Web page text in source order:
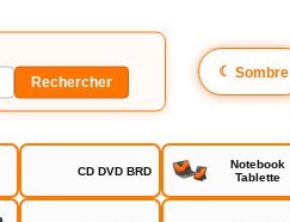
☾ Sombre
CD DVD BRD
Notebook
Tablette